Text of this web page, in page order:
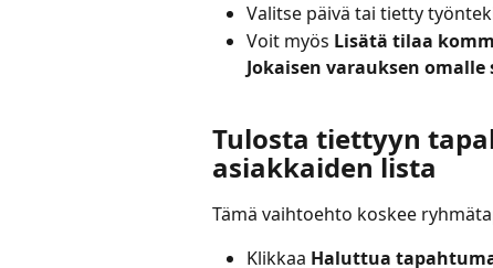
Valitse päivä tai tietty
Voit myös Lisätä tilaa
Jokaisen varauksen omalle
Tulosta tiettyyn
asiakkaiden lista
Tämä vaihtoehto koskee
Klikkaa Haluttua